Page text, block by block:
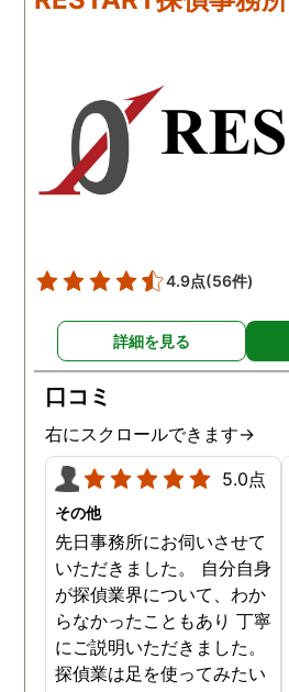
に涙の再会でした。 対応し
玉総合情報事務所さんに依
頼させていただき本当に良
かったです。
4.9点(56件)
詳細を見る
口コミ
右にスクロールできます→
5.0点
その他
先日事務所にお伺いさせて
いただきました。 自分自身
が探偵業界について、わか
らなかったこともあり 丁寧
にご説明いただきました。
探偵業は足を使ってみたい